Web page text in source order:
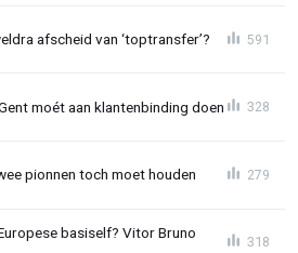
afscheid van ‘toptransfer’? 591
moét aan klantenbinding doen 328
pionnen toch moet houden 279
basiself? Vitor Bruno
318